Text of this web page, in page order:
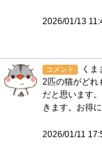
2026/01/13
コメント
くま
2匹の猫がどれ
だと思います
きます。お得
2026/01/11